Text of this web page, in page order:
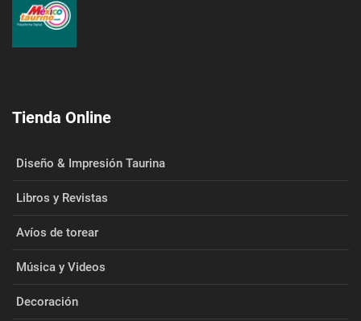
Tienda Online
Diseño & Impresión Taurina
Libros y Revistas
Avíos de torear
Música y Videos
Decoración